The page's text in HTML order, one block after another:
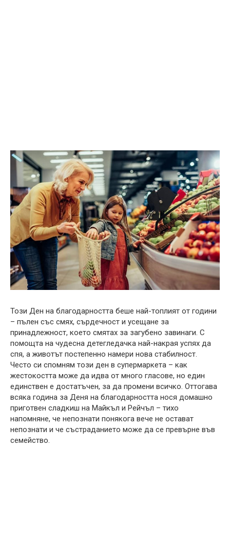
Този Ден на благодарността беше най-топлият от години
– пълен със смях, сърдечност и усещане за
принадлежност, което смятах за загубено завинаги. С
помощта на чудесна детегледачка най-накрая успях да
спя, а животът постепенно намери нова стабилност.
Често си спомням този ден в супермаркета – как
жестокостта може да идва от много гласове, но един
единствен е достатъчен, за да промени всичко. Оттогава
всяка година за Деня на благодарността нося домашно
приготвен сладкиш на Майкъл и Рейчъл – тихо
напомняне, че непознати понякога вече не остават
непознати и че състраданието може да се превърне във
семейство.